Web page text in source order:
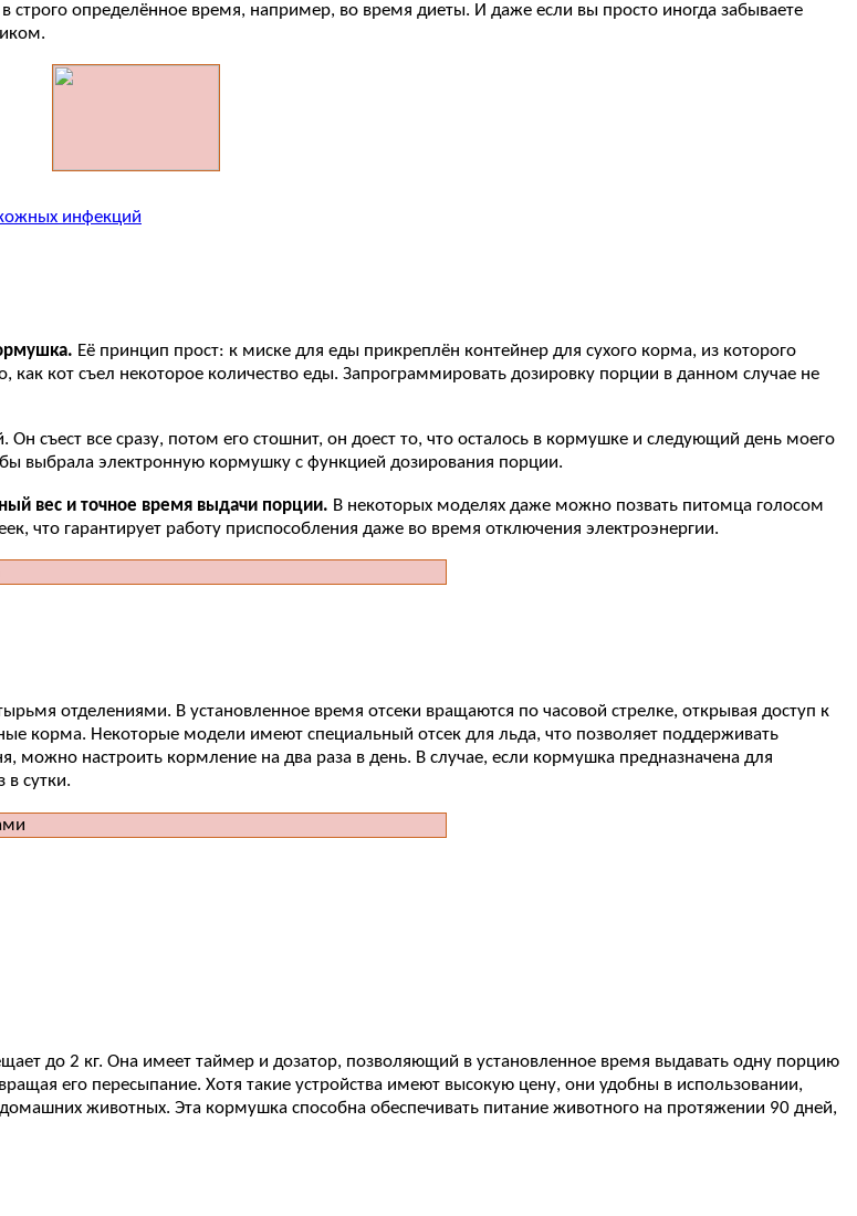
строго определённое время, например, во время диеты. И даже если вы просто иногда забываете
инфекций
Её принцип прост: к миске для еды прикреплён контейнер для сухого корма, из которого
как кот съел некоторое количество еды. Запрограммировать дозировку порции в данном случае не
Он съест все сразу, потом его стошнит, он доест то, что осталось в кормушке и следующий день моего
бы выбрала электронную кормушку с функцией дозирования порции.
вес и точное время выдачи порции. В некоторых моделях даже можно позвать питомца голосом
что гарантирует работу приспособления даже во время отключения электроэнергии.
отделениями. В установленное время отсеки вращаются по часовой стрелке, открывая доступ к
корма. Некоторые модели имеют специальный отсек для льда, что позволяет поддерживать
можно настроить кормление на два раза в день. В случае, если кормушка предназначена для
в сутки.
до 2 кг. Она имеет таймер и дозатор, позволяющий в установленное время выдавать одну порцию
его пересыпание. Хотя такие устройства имеют высокую цену, они удобны в использовании,
животных. Эта кормушка способна обеспечивать питание животного на протяжении 90 дней,